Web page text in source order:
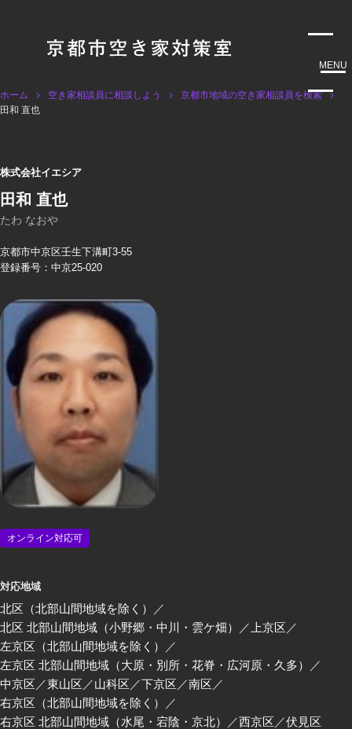
MENU
ホーム 空き家相談員に相談しよう
京都市地域の空き家相談員を検索
田和 直也
株式会社イエシア
田和 直也
たわ なおや
京都市中京区壬生下溝町3-55
登録番号：中京25-020
オンライン対応可
対応地域
北区（北部山間地域を除く）
北区 北部山間地域（小野郷・中川・雲ケ畑）
上京区
左京区（北部山間地域を除く）
左京区 北部山間地域（大原・別所・花脊・広河原・久多）
中京区
東山区 山科区 下京区
南区
右京区（北部山間地域を除く）
右京区 北部山間地域（水尾・宕陰・京北）
西京区 伏見区